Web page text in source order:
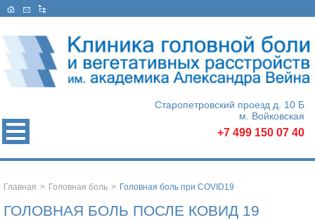
Старопетровский проезд д. 10 Б
м. Войковская
+7 499 150 07 40
Главная > Головная боль > Головная боль при COVID19
ГОЛОВНАЯ БОЛЬ ПОСЛЕ КОВИД 19